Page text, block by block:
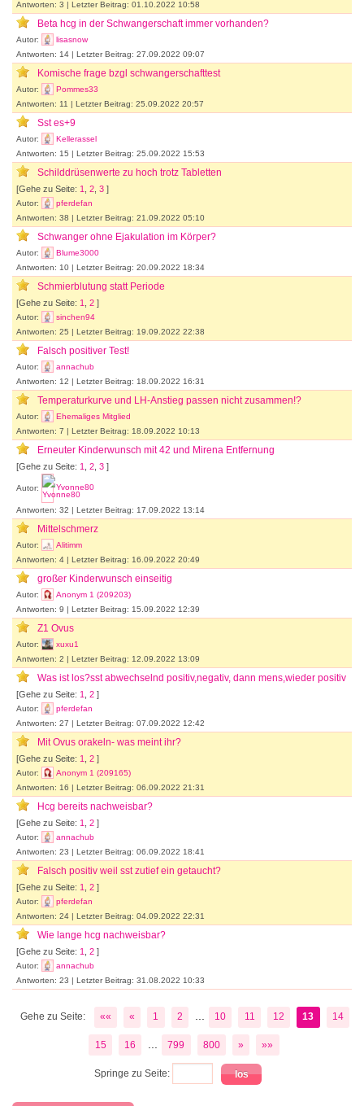
Antworten: 3 | Letzter Beitrag: 01.10.2022 10:58
Beta hcg in der Schwangerschaft immer vorhanden?
Autor:
lisasnow
Antworten: 14 | Letzter Beitrag: 27.09.2022 09:07
Komische frage bzgl schwangerschafttest
Autor:
Pommes33
Antworten: 11 | Letzter Beitrag: 25.09.2022 20:57
Sst es+9
Autor:
Kellerassel
Antworten: 15 | Letzter Beitrag: 25.09.2022 15:53
Schilddrüsenwerte zu hoch trotz Tabletten
[Gehe zu Seite: 1 2 3 ]
Autor:
pferdefan
Antworten: 38 | Letzter Beitrag: 21.09.2022 05:10
Schwanger ohne Ejakulation im Körper?
Autor:
Blume3000
Antworten: 10 | Letzter Beitrag: 20.09.2022 18:34
Schmierblutung statt Periode
[Gehe zu Seite: 1 2 ]
Autor:
sinchen94
Antworten: 25 | Letzter Beitrag: 19.09.2022 22:38
Falsch positiver Test!
Autor:
annachub
Antworten: 12 | Letzter Beitrag: 18.09.2022 16:31
Temperaturkurve und LH-Anstieg passen nicht zusammen!?
Autor:
Ehemaliges Mitglied
Antworten: 7 | Letzter Beitrag: 18.09.2022 10:13
Erneuter Kinderwunsch mit 42 und Mirena Entfernung
[Gehe zu Seite: 1 2 3 ]
Autor: Yvonne80
Antworten: 32 | Letzter Beitrag: 17.09.2022 13:14
Mittelschmerz
Autor:
Alitimm
Antworten: 4 | Letzter Beitrag: 16.09.2022 20:49
großer Kinderwunsch einseitig
Autor:
Anonym 1 (209203)
Antworten: 9 | Letzter Beitrag: 15.09.2022 12:39
Z1 Ovus
Autor:
xuxu1
Antworten: 2 | Letzter Beitrag: 12.09.2022 13:09
Was ist los?sst abwechselnd positiv,negativ, dann mens,wieder positiv
[Gehe zu Seite: 1 2 ]
Autor:
pferdefan
Antworten: 27 | Letzter Beitrag: 07.09.2022 12:42
Mit Ovus orakeln- was meint ihr?
[Gehe zu Seite: 1 2 ]
Autor:
Anonym 1 (209165)
Antworten: 16 | Letzter Beitrag: 06.09.2022 21:31
Hcg bereits nachweisbar?
[Gehe zu Seite: 1 2 ]
Autor:
annachub
Antworten: 23 | Letzter Beitrag: 06.09.2022 18:41
Falsch positiv weil sst zutief ein getaucht?
[Gehe zu Seite: 1 2 ]
Autor:
pferdefan
Antworten: 24 | Letzter Beitrag: 04.09.2022 22:31
Wie lange hcg nachweisbar?
[Gehe zu Seite: 1 2 ]
Autor:
annachub
Antworten: 23 | Letzter Beitrag: 31.08.2022 10:33
Gehe zu Seite: «« « 1 2 10 11 12 13 14
15 16 799 800 » »»
Springe zu Seite: